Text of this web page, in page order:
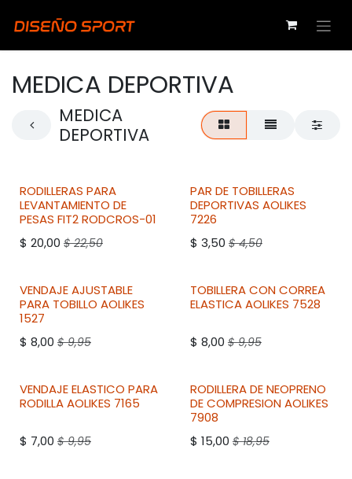
MEDICA DEPORTIVA
MEDICA
DEPORTIVA
RODILLERAS PARA
LEVANTAMIENTO DE
PESAS FIT2RODCROS-01
$ 20,00 $22,50
PAR DE TOBILLERAS
DEPORTIVAS AOLIKES
7226
$ 3,50 $4,50
VENDAJE AJUSTABLE
PARA TOBILLO AOLIKES
1527
$ 8,00 $9,95
TOBILLERA CON CORREA
ELASTICAAOLIKES 7528
$ 8,00 $9,95
VENDAJE ELASTICO PARA
RODILLAAOLIKES 7165
$ 7,00 $9,95
RODILLERA DE NEOPRENO
DE COMPRESIONAOLIKES
7908
$ 15,00 $18,95